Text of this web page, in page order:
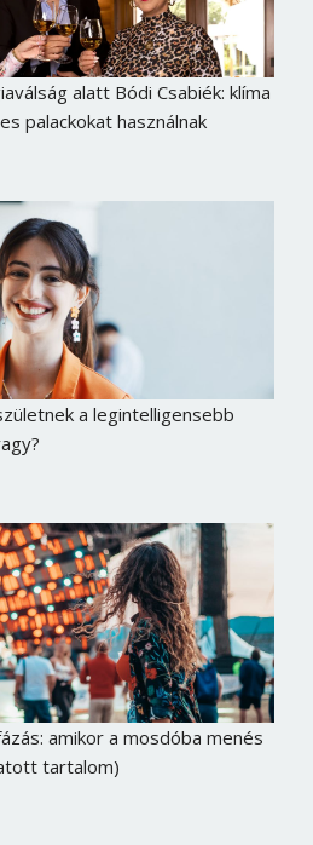
alatt Bódi Csabiék: klíma
palackokat használnak
a legintelligensebb
amikor a mosdóba menés
tartalom)